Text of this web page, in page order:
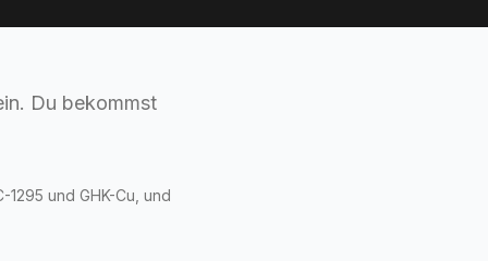
Du bekommst
und GHK-Cu, und